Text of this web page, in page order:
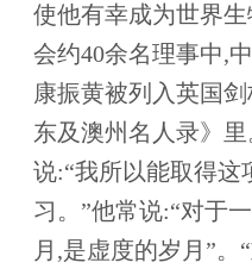
使他有幸成为世界
会约40余名理事中,
康振黄被列入英国
东及澳州名人录》
说:“我所以能取得这
习。”他常说:“对于
月,是虚度的岁月”。